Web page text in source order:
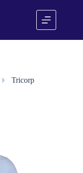
»
Tricorp